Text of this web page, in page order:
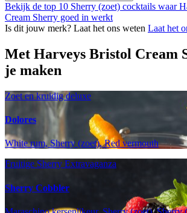
Bekijk de top 10 Sherry (zoet) cocktails waar
Cream Sherry goed in werkt
Is dit jouw merk? Laat het ons weten Laat het
Met Harveys Bristol Cream
je maken
Zoet en kruidig deluxe
Dolores
White rum, Sherry (zoet), Red vermouth
Fruitige Sherry Extravaganza
Sherry Cobbler